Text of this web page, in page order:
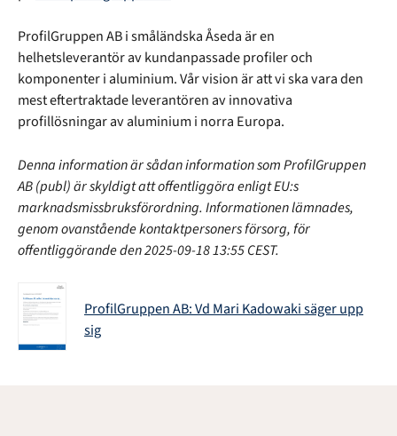
ProfilGruppen AB i småländska Åseda är en
helhetsleverantör av kundanpassade profiler och
komponenter i aluminium. Vår vision är att vi ska vara den
mest eftertraktade leverantören av innovativa
profillösningar av aluminium i norra Europa.
Denna information är sådan information som ProfilGruppen
AB (publ) är skyldigt att offentliggöra enligt EU:s
marknadsmissbruksförordning. Informationen lämnades,
genom ovanstående kontaktpersoners försorg, för
offentliggörande den 2025-09-18 13:55 CEST.
ProfilGruppen AB: Vd Mari Kadowaki säger upp
sig